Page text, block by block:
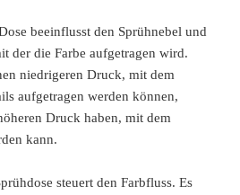
beeinflusst den Sprühnebel und
der die Farbe aufgetragen wird.
niedrigeren Druck, mit dem
aufgetragen werden können,
Druck haben, mit dem
kann.
steuert den Farbfluss. Es